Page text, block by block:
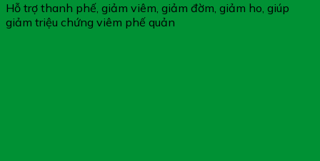
Hỗ trợ thanh phế, giảm viêm, giảm đờm, giảm ho, giúp
giảm triệu chứng viêm phế quản